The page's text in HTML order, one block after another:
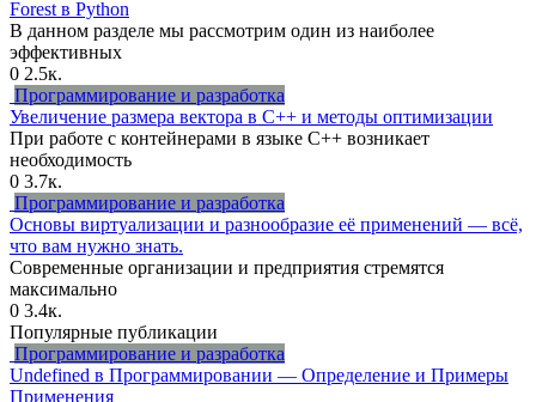
Forest в Python
В данном разделе мы рассмотрим один из наиболее
эффективных
0 2.5к.
Программирование и разработка
Увеличение размера вектора в C++ и методы оптимизации
При работе с контейнерами в языке C++ возникает
необходимость
0 3.7к.
Программирование и разработка
Основы виртуализации и разнообразие её применений — всё,
что вам нужно знать.
Современные организации и предприятия стремятся
максимально
0 3.4к.
Популярные публикации
Программирование и разработка
Undefined в Программировании — Определение и Примеры
Применения